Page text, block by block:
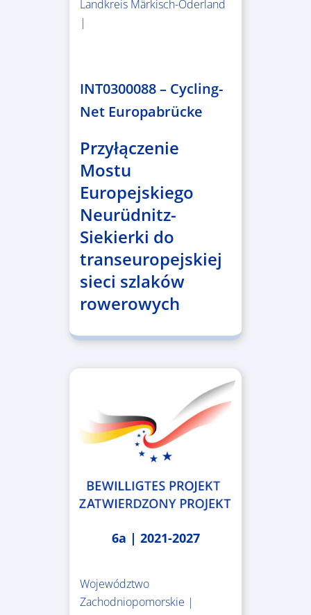
Landkreis Märkisch-Oderland
|
INT0300088 – Cycling-
Net Europabrücke
Przyłączenie
Mostu
Europejskiego
Neurüdnitz-
Siekierki do
transeuropejskiej
sieci szlaków
rowerowych
6a | 2021-2027
Województwo
Zachodniopomorskie |